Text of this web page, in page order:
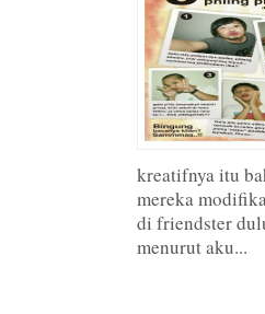
kreatifnya itu
mereka
di friendster
menurut aku...